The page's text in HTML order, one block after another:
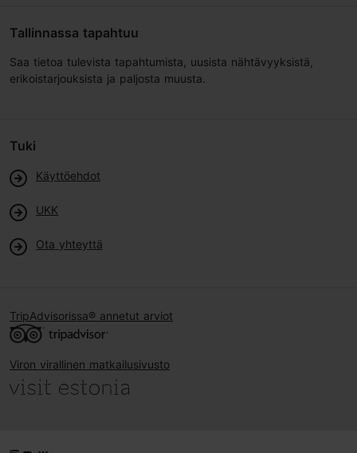
Tallinnassa tapahtuu
Saa tietoa tulevista tapahtumista, uusista nähtävyyksistä,
erikoistarjouksista ja paljosta muusta.
Tuki
Käyttöehdot
UKK
Ota yhteyttä
TripAdvisorissa® annetut arviot
Viron virallinen matkailusivusto